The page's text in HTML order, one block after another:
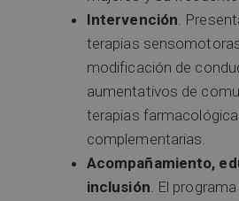
Intervención.
terapias
modificación de
aumentativos de
terapias
complementarias.
Acompañamiento,
inclusión. El